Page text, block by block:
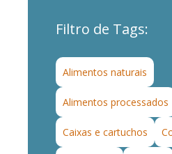
Filtro de Tags:
Alimentos naturais
Alimentos processados
Caixas e cartuchos